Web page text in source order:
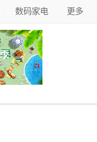
数码家电 更多